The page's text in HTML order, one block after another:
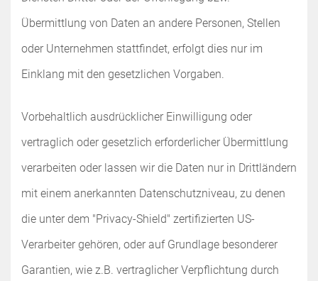
Übermittlung von Daten an andere Personen, Stellen
oder Unternehmen stattfindet, erfolgt dies nur im
Einklang mit den gesetzlichen Vorgaben.
Vorbehaltlich ausdrücklicher Einwilligung oder
vertraglich oder gesetzlich erforderlicher Übermittlung
verarbeiten oder lassen wir die Daten nur in Drittländern
mit einem anerkannten Datenschutzniveau, zu denen
die unter dem "Privacy-Shield" zertifizierten US-
Verarbeiter gehören, oder auf Grundlage besonderer
Garantien, wie z.B. vertraglicher Verpflichtung durch